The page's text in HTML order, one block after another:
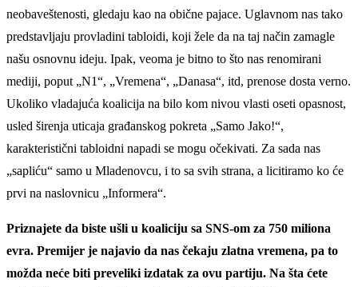
neobaveštenosti, gledaju kao na obične pajace. Uglavnom nas tako
predstavljaju provladini tabloidi, koji žele da na taj način zamagle
našu osnovnu ideju. Ipak, veoma je bitno to što nas renomirani
mediji, poput „N1“, „Vremena“, „Danasa“, itd, prenose dosta verno.
Ukoliko vladajuća koalicija na bilo kom nivou vlasti oseti opasnost,
usled širenja uticaja građanskog pokreta „Samo Jako!“,
karakteristični tabloidni napadi se mogu očekivati. Za sada nas
„sapliću“ samo u Mladenovcu, i to sa svih strana, a licitiramo ko će
prvi na naslovnicu „Informera“.
Priznajete da biste ušli u koaliciju sa SNS-om za 750 miliona
evra. Premijer je najavio da nas čekaju zlatna vremena, pa to
možda neće biti preveliki izdatak za ovu partiju. Na šta ćete